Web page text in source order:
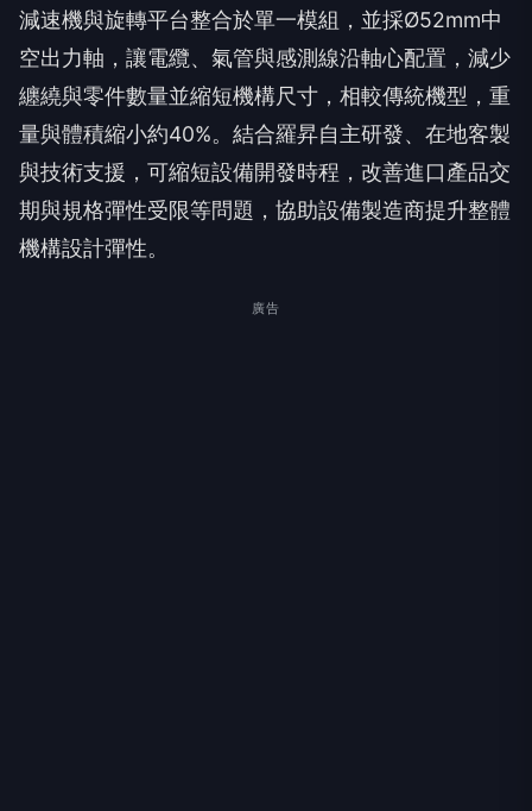
減速機與旋轉平台整合於單一模組，並採Ø52mm中
空出力軸，讓電纜、氣管與感測線沿軸心配置，減少
纏繞與零件數量並縮短機構尺寸，相較傳統機型，重
量與體積縮小約40%。結合羅昇自主研發、在地客製
與技術支援，可縮短設備開發時程，改善進口產品交
期與規格彈性受限等問題，協助設備製造商提升整體
機構設計彈性。
廣告